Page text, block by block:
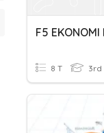
F5 EKONOMI
8 T 3rd